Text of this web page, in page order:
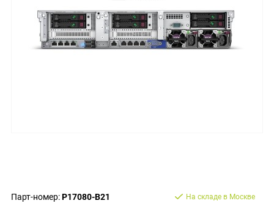
Парт-номер:P17080-B21 На складе в Москве